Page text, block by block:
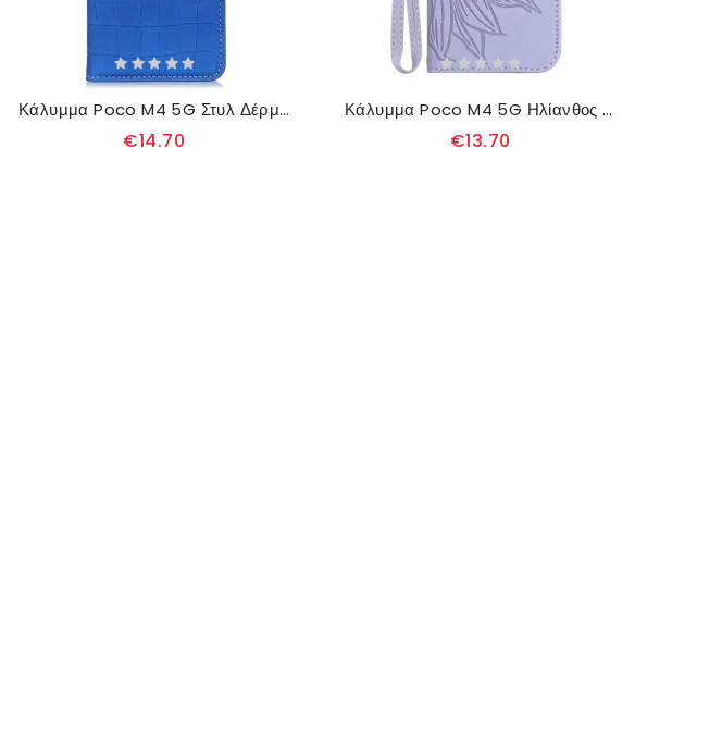
Κάλυμμα Poco M4 5G Στυλ Δέρματος Κροκοδείλου
€14.70
Κάλυμμα Poco M4 5G Ηλίανθος Με Κορδόνι
€13.70